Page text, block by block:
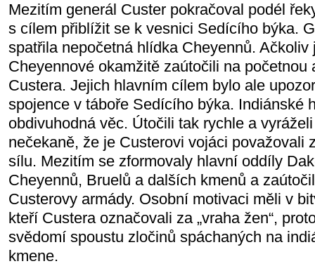
Mezitím generál Custer pokračoval podél
s cílem přiblížit se k vesnici Sedícího býka.
spatřila nepočetná hlídka Cheyennů.
Cheyennové okamžitě zaútočili na početnou
Custera. Jejich hlavním cílem bylo ale
spojence v táboře Sedícího býka. Indiánské
obdivuhodná věc. Útočili tak rychle a
nečekaně, že je Custerovi vojáci považovali
sílu. Mezitím se zformovaly hlavní oddíly
Cheyennů, Bruelů a dalších kmenů a
Custerovy armády. Osobní motivaci měli v
kteří Custera označovali za „vraha žen“,
svědomí spoustu zločinů spáchaných na
kmene.